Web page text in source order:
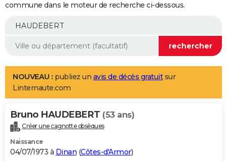
Essais
Réserver un essai
Citadines
Berlines
SUV
Forum auto
+
Mobiles
Meilleur smartphone
Internet
Ordinateurs
Jeux vidéo
Guide high-tech
Aménagement intérieur
LIFESTYLE
Art de vivre
Bien-être
Loisirs
Mode
Modes de vie
Alimentation
Guide de la santé
Maladies
Médicaments
Sommeil
VOYAGE
Destinations
City break
Voyage nature
Voyage de noces
Forum
Climat
+PHOTO
GUIDES D'ACHAT
commune dans le moteur de recherche ci-dessous.
NOUVEAU : publiez un avis de décès gratuitsur
Linternaute.com
Bruno HAUDEBERT (53 ans)
Créer une cagnotte obsèques
Naissance
04/07/1973 à Dinan (Côtes-d'Armor)